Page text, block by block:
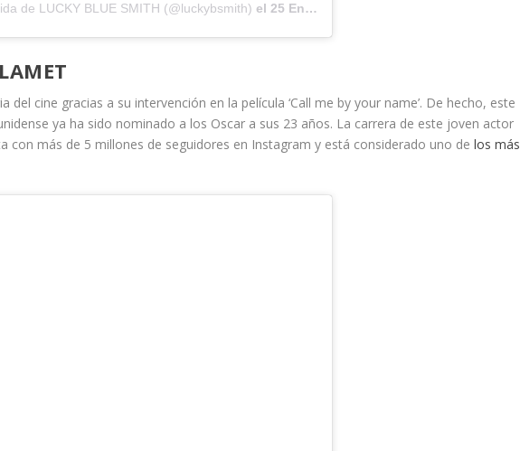
de LUCKY BLUE SMITH (@luckybsmith) el 25 Ene, 2020 a las 5:05 PST
del cine gracias a su intervención en la película ‘Call me by your name’. De hecho, este
ya ha sido nominado a los Oscar a sus 23 años. La carrera de este joven actor
con más de 5 millones de seguidores en Instagram y está considerado uno delos más